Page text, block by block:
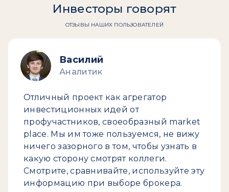
Инвесторы говорят
ОТЗЫВЫ НАШИХ ПОЛЬЗОВАТЕЛЕЙ
Василий
Аналитик
Отличный проект как агрегатор
инвестиционных идей от
профучастников, своеобразный market
place. Мы им тоже пользуемся, не вижу
ничего зазорного в том, чтобы узнать в
какую сторону смотрят коллеги.
Смотрите, сравнивайте, используйте эту
информацию при выборе брокера.